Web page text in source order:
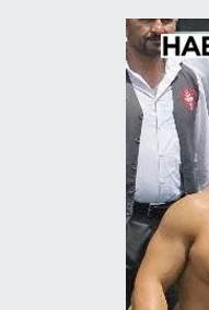
HABERDE İNSAN
KÜLTÜR SANAT
MAGAZİN